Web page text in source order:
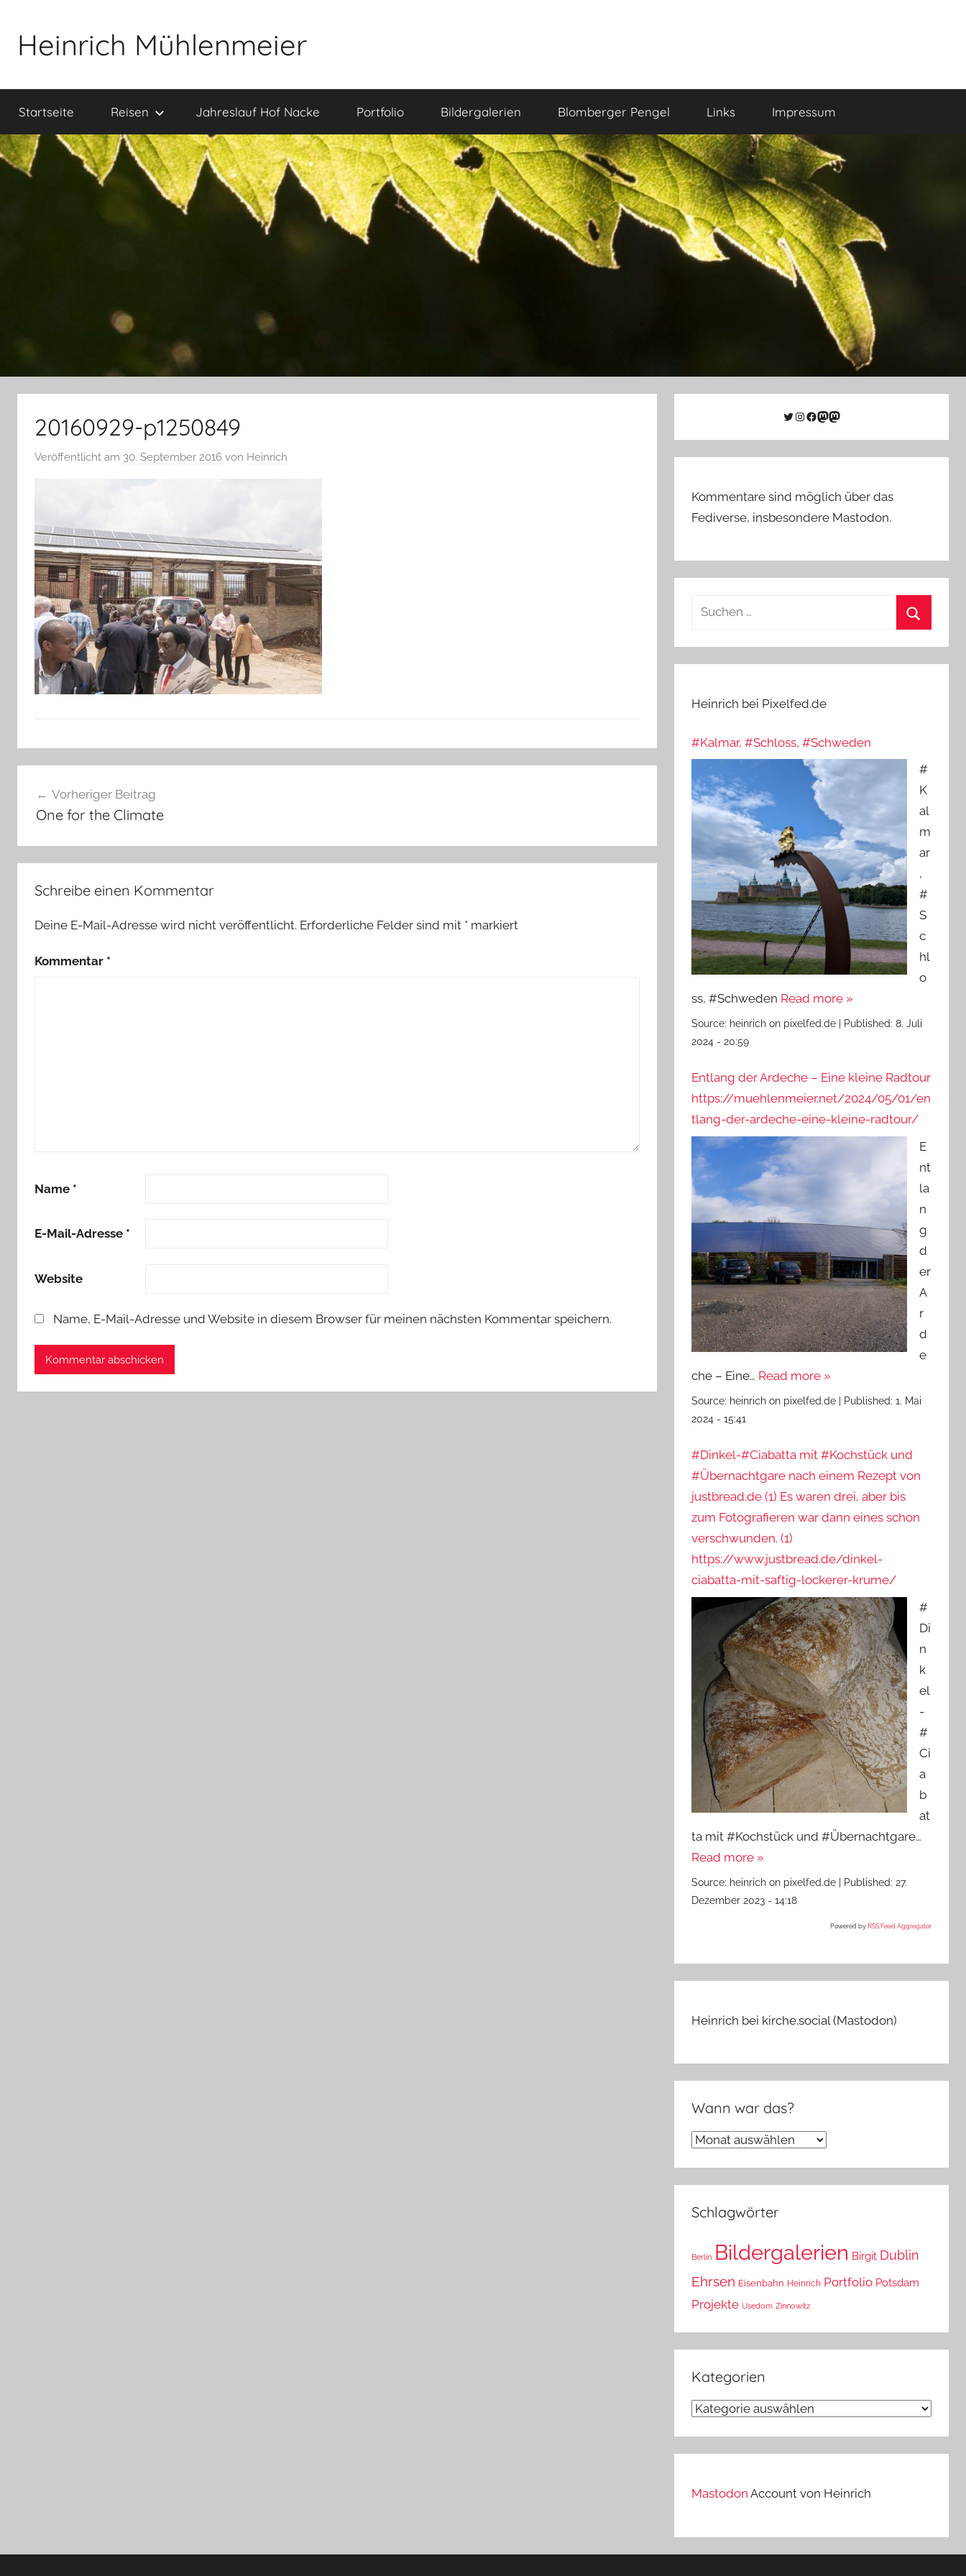
springen
Heinrich Mühlenmeier
zu
Glauben,
Fotografie,
…
Startseite Reisen Jahreslauf Hof Nacke Portfolio Bildergalerien Blomberger Pengel Links Impressum
20160929-p1250849
Veröffentlicht am 30. September 2016 von Heinrich
Vorheriger Beitrag
One for the Climate
Schreibe einen Kommentar
Deine E-Mail-Adresse wird nicht veröffentlicht. Erforderliche Felder sind mit * markiert
Kommentar *
Name *
E-Mail-Adresse *
Website
Name, E-Mail-Adresse und Website in diesem Browser für meinen nächsten Kommentar speichern.
Twitter
Instagram
Facebook
Link zu Mastodon
Mastodon
Kommentare sind möglich über das
Fediverse, insbesondere Mastodon.
Suchen
Heinrich bei Pixelfed.de
#Kalmar, #Schloss, #Schweden
#
K
al
m
ar
,
#
S
c
hl
o
ss, #Schweden Read more »
Source: heinrich on pixelfed.de | Published:8. Juli
2024 - 20:59
Entlang der Ardeche – Eine kleine Radtour
https://muehlenmeier.net/2024/05/01/en
tlang-der-ardeche-eine-kleine-radtour/
E
nt
la
n
g
d
er
A
r
d
e
che – Eine… Read more »
Source: heinrich on pixelfed.de | Published:1. Mai
2024 - 15:41
#Dinkel-#Ciabatta mit #Kochstück und
#Übernachtgare nach einem Rezept von
justbread.de (1) Es waren drei, aber bis
zum Fotografieren war dann eines schon
verschwunden. (1)
https://www.justbread.de/dinkel-
ciabatta-mit-saftig-lockerer-krume/
#
Di
n
k
el
-
#
Ci
a
b
at
ta mit #Kochstück und #Übernachtgare…
Read more »
Source: heinrich on pixelfed.de | Published:27.
Dezember 2023 - 14:18
Powered by RSS Feed Aggregator
Heinrich bei kirche.social (Mastodon)
Wann war das?
Wann
Schlagwörter
Berlin Bildergalerien Birgit Dublin
Ehrsen Eisenbahn Heinrich Portfolio Potsdam
Projekte Usedom Zinnowitz
Kategorien
Kategorien
Mastodon Account von Heinrich